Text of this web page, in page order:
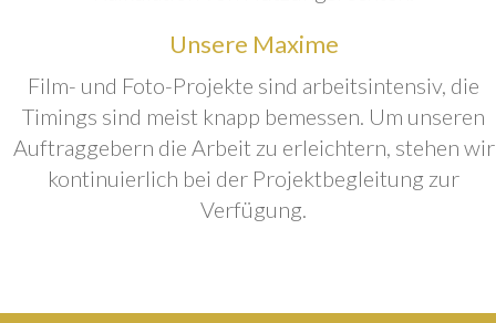
Unsere Maxime
Film- und Foto-Projekte sind arbeitsintensiv, die
Timings sind meist knapp bemessen. Um unseren
Auftraggebern die Arbeit zu erleichtern, stehen wir
kontinuierlich bei der Projektbegleitung zur
Verfügung.